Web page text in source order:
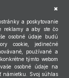
a poskytovanie
reklamy a aby ste čo
osobné údaje budú
cookie, jedinečné
používané a
týmto webom
osobné údaje na
námietku. Svoj súhlas